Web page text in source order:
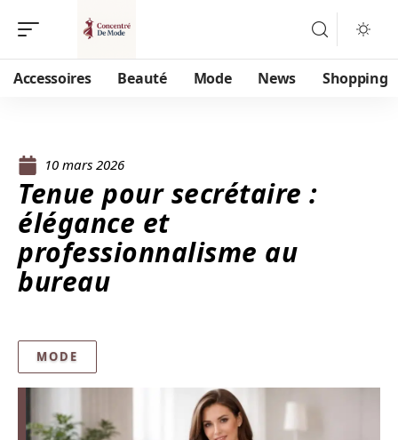
Accessoires Beauté Mode News Shopping
10 mars 2026
Tenue pour secrétaire :
élégance et
professionnalisme au
bureau
MODE